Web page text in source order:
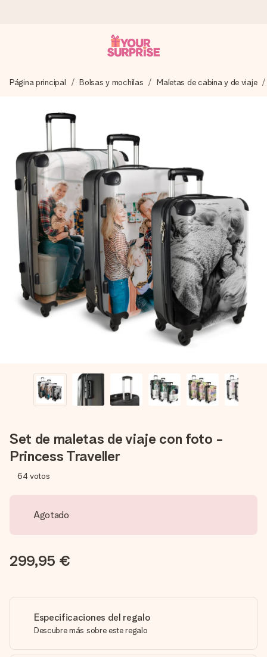
Preparamos tu regalo con cuidado y lo enviamos al vuelo,
4,5 (basado en +15.000 opiniones)
Nuestros regalos inspiran. Los clientes nos dan un 4,5 en
Google Reviews.
Tarjeta de felicitación gratuita
Crea algo único en pocos pasos – con su nombre, tu foto o
un mensaje que llegue al corazón. Sin complicaciones, solo
todo el amor para el momento.
Página principal Bolsas y mochilas Maletas de cabina y de viaje
Set de maletas de viaje con foto -
Princess Traveller
64 votos
Agotado
299,95 €
Especificaciones del regalo
Descubre más sobre este regalo